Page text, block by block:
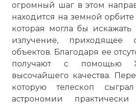
огромный шаг в этом
находится на земной
которая могла бы
излучение, приходящее
объектов. Благодаря ее
получают с помощью
высочайшего качества.
которую телескоп
астрономии